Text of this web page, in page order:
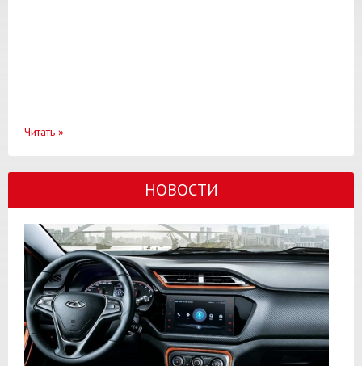
Читать »
НОВОСТИ